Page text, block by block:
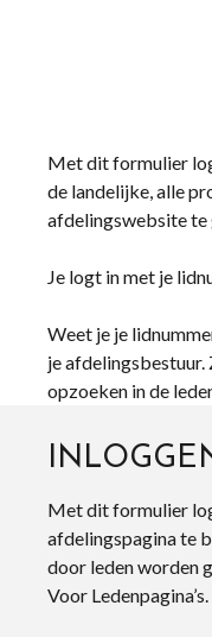
Met dit formulier
de landelijke, alle
afdelingswebsite te
Je logt in met je
Weet je je
je
opzoeken in de
Met dit formulier
afdelingspagina te
door leden worden
Voor Ledenpagina’s.